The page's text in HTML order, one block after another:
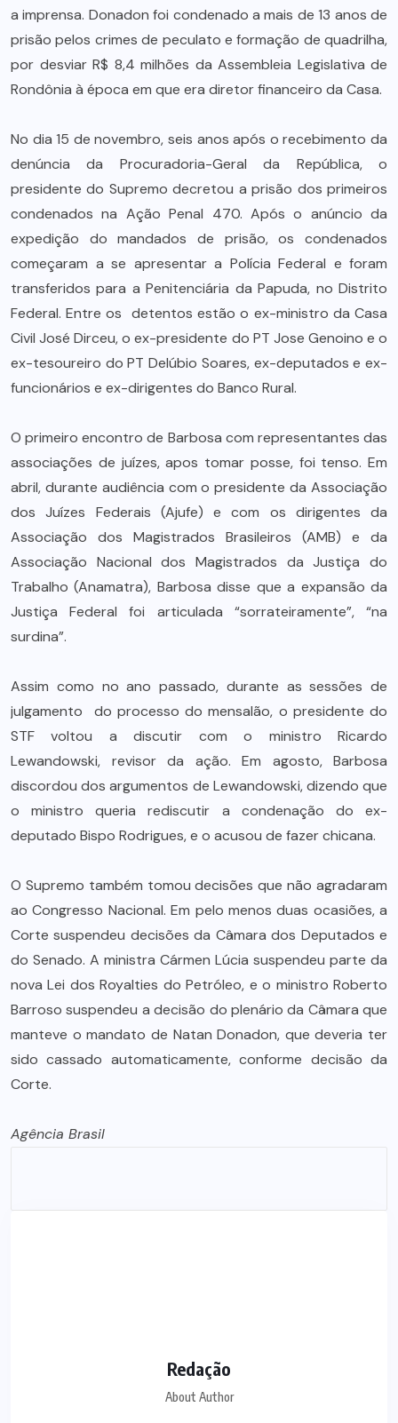
a imprensa. Donadon foi condenado a mais de 13 anos de
prisão pelos crimes de peculato e formação de quadrilha,
por desviar R$ 8,4 milhões da Assembleia Legislativa de
Rondônia à época em que era diretor financeiro da Casa.
No dia 15 de novembro, seis anos após o recebimento da
denúncia da Procuradoria-Geral da República, o
presidente do Supremo decretou a prisão dos primeiros
condenados na Ação Penal 470. Após o anúncio da
expedição do mandados de prisão, os condenados
começaram a se apresentar a Polícia Federal e foram
transferidos para a Penitenciária da Papuda, no Distrito
Federal. Entre os detentos estão o ex-ministro da Casa
Civil José Dirceu, o ex-presidente do PT Jose Genoino e o
ex-tesoureiro do PT Delúbio Soares, ex-deputados e ex-
funcionários e ex-dirigentes do Banco Rural.
O primeiro encontro de Barbosa com representantes das
associações de juízes, apos tomar posse, foi tenso. Em
abril, durante audiência com o presidente da Associação
dos Juízes Federais (Ajufe) e com os dirigentes da
Associação dos Magistrados Brasileiros (AMB) e da
Associação Nacional dos Magistrados da Justiça do
Trabalho (Anamatra), Barbosa disse que a expansão da
Justiça Federal foi articulada “sorrateiramente”, “na
surdina”.
Assim como no ano passado, durante as sessões de
julgamento do processo do mensalão, o presidente do
STF voltou a discutir com o ministro Ricardo
Lewandowski, revisor da ação. Em agosto, Barbosa
discordou dos argumentos de Lewandowski, dizendo que
o ministro queria rediscutir a condenação do ex-
deputado Bispo Rodrigues, e o acusou de fazer chicana.
O Supremo também tomou decisões que não agradaram
ao Congresso Nacional. Em pelo menos duas ocasiões, a
Corte suspendeu decisões da Câmara dos Deputados e
do Senado. A ministra Cármen Lúcia suspendeu parte da
nova Lei dos Royalties do Petróleo, e o ministro Roberto
Barroso suspendeu a decisão do plenário da Câmara que
manteve o mandato de Natan Donadon, que deveria ter
sido cassado automaticamente, conforme decisão da
Corte.
Agência Brasil
Redação
About Author